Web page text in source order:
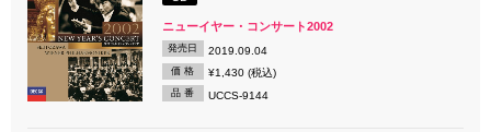
ニューイヤー・コンサート2002
発売日 2019.09.04
価 格 ¥1,430 (税込)
品 番 UCCS-9144